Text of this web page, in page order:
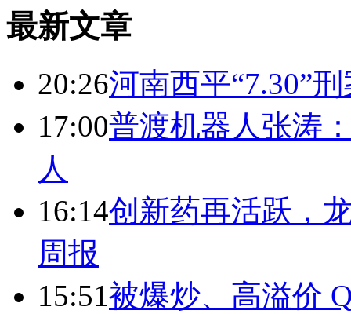
最新文章
20:26河南西平“7.30”
17:00普渡机器人张涛
人
16:14创新药再活跃，
周报
15:51被爆炒、高溢价